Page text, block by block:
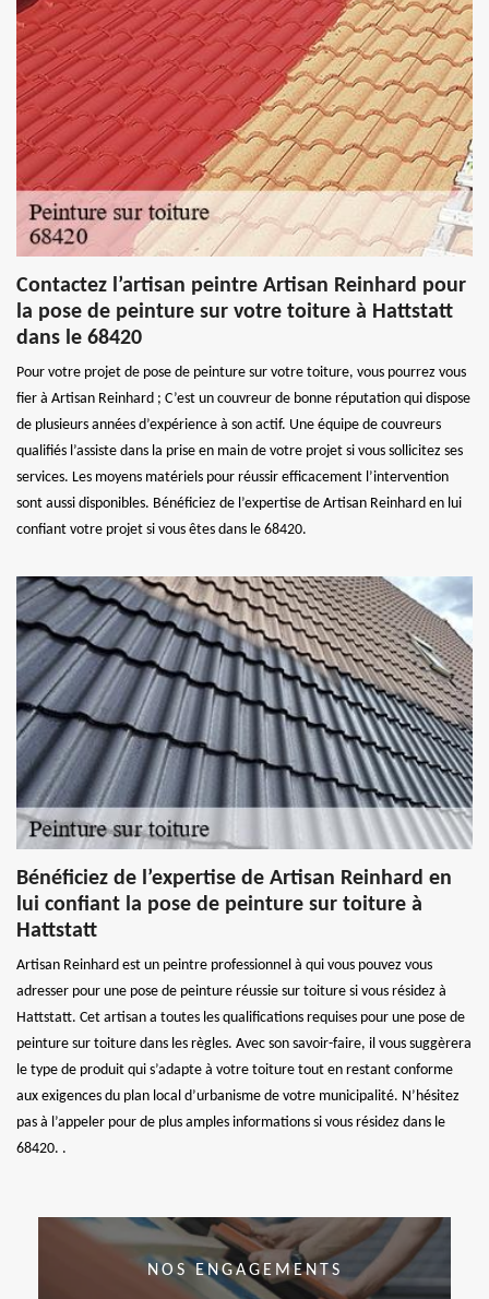
Contactez l’artisan peintre Artisan Reinhard pour
la pose de peinture sur votre toiture à Hattstatt
dans le 68420
Pour votre projet de pose de peinture sur votre toiture, vous pourrez vous
fier à Artisan Reinhard ; C’est un couvreur de bonne réputation qui dispose
de plusieurs années d’expérience à son actif. Une équipe de couvreurs
qualifiés l’assiste dans la prise en main de votre projet si vous sollicitez ses
services. Les moyens matériels pour réussir efficacement l’intervention
sont aussi disponibles. Bénéficiez de l’expertise de Artisan Reinhard en lui
confiant votre projet si vous êtes dans le 68420.
Bénéficiez de l’expertise de Artisan Reinhard en
lui confiant la pose de peinture sur toiture à
Hattstatt
Artisan Reinhard est un peintre professionnel à qui vous pouvez vous
adresser pour une pose de peinture réussie sur toiture si vous résidez à
Hattstatt. Cet artisan a toutes les qualifications requises pour une pose de
peinture sur toiture dans les règles. Avec son savoir-faire, il vous suggèrera
le type de produit qui s’adapte à votre toiture tout en restant conforme
aux exigences du plan local d’urbanisme de votre municipalité. N’hésitez
pas à l’appeler pour de plus amples informations si vous résidez dans le
68420. .
NOS ENGAGEMENTS